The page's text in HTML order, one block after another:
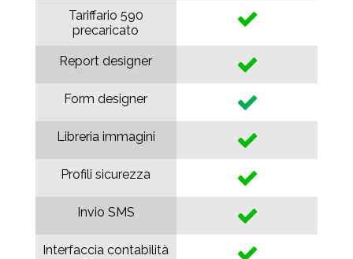
Tariffario 590
precaricato
Report designer
Form designer
Libreria immagini
Profili sicurezza
Invio SMS
Interfaccia contabilità